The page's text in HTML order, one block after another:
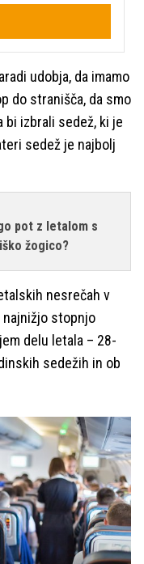
udobja, da imamo
do stranišča, da smo
bi izbrali sedež, ki je
sedež je najbolj
pot z letalom s
žogico?
nesrečah v
najnižjo stopnjo
delu letala – 28-
sedežih in ob